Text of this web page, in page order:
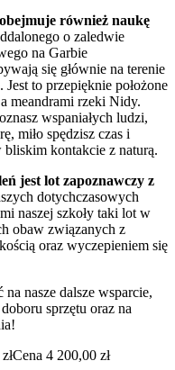
również naukę
o zaledwie
na Garbie
się głównie na terenie
to przepięknie położone
meandrami rzeki Nidy.
wspaniałych ludzi,
miło spędzisz czas i
bliskim kontakcie z naturą.
jest lot zapoznawczy z
dotychczasowych
naszej szkoły taki lot w
obaw związanych z
oraz wyczepieniem się
nasze dalsze wsparcie,
sprzętu oraz na
Cena 4 200,00 zł